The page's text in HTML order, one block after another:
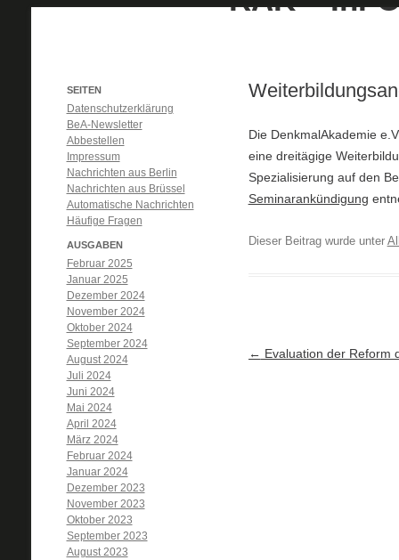
Die DenkmalAkademie
eine dreitägige
Spezialisierung auf den
Seminarankündigung
Dieser Beitrag wurde unter
Artikel-Navigation
← Evaluation der Reform
SEITEN
Datenschutzerklärung
BeA-Newsletter
Abbestellen
Impressum
Nachrichten aus Berlin
Nachrichten aus Brüssel
Automatische Nachrichten
Häufige Fragen
AUSGABEN
Februar 2025
Januar 2025
Dezember 2024
November 2024
Oktober 2024
September 2024
August 2024
Juli 2024
Juni 2024
Mai 2024
April 2024
März 2024
Februar 2024
Januar 2024
Dezember 2023
November 2023
Oktober 2023
September 2023
August 2023